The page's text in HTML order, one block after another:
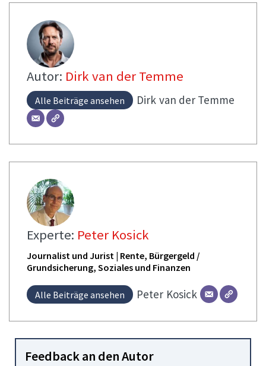
Autor: Dirk van der Temme
Alle Beiträge ansehen Dirk van der Temme
Experte: Peter Kosick
Journalist und Jurist | Rente, Bürgergeld /
Grundsicherung, Soziales und Finanzen
Alle Beiträge ansehen Peter Kosick
Feedback an den Autor